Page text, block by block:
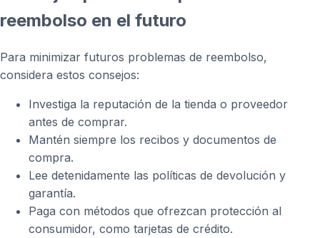
reembolso en el futuro
Para minimizar futuros problemas de reembolso,
considera estos consejos:
Investiga la reputación de la tienda o proveedor
antes de comprar.
Mantén siempre los recibos y documentos de
compra.
Lee detenidamente las políticas de devolución y
garantía.
Paga con métodos que ofrezcan protección al
consumidor, como tarjetas de crédito.